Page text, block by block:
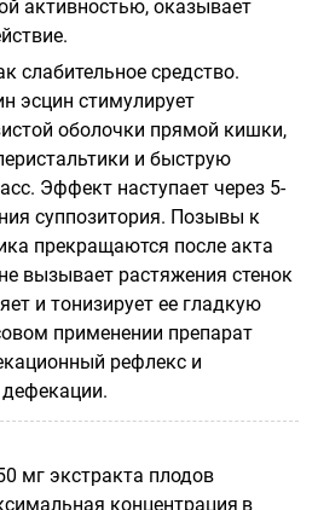
активностью, оказывает
слабительное средство.
эсцин стимулирует
оболочки прямой кишки,
и быструю
Эффект наступает через 5-
суппозитория. Позывы к
прекращаются после акта
вызывает растяжения стенок
и тонизирует ее гладкую
применении препарат
рефлекс и
мг экстракта плодов
концентрация в